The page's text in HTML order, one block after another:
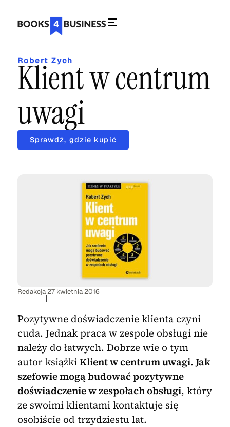
Robert Zych
Klient w centrum
uwagi
Sprawdź, gdzie kupić
Redakcja27 kwietnia 2016
Pozytywne doświadczenie klienta czyni
cuda. Jednak praca w zespole obsługi nie
należy do łatwych. Dobrze wie o tym
autor książkiKlient w centrum uwagi. Jak
szefowie mogą budować pozytywne
doświadczenie w zespołach obsługi, który
ze swoimi klientami kontaktuje się
osobiście od trzydziestu lat.